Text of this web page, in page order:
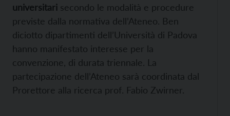
universitari secondo le modalità e procedure
previste dalla normativa dell’Ateneo. Ben
diciotto dipartimenti dell’Università di Padova
hanno manifestato interesse per la
convenzione, di durata triennale. La
partecipazione dell’Ateneo sarà coordinata dal
Prorettore alla ricerca prof. Fabio Zwirner.